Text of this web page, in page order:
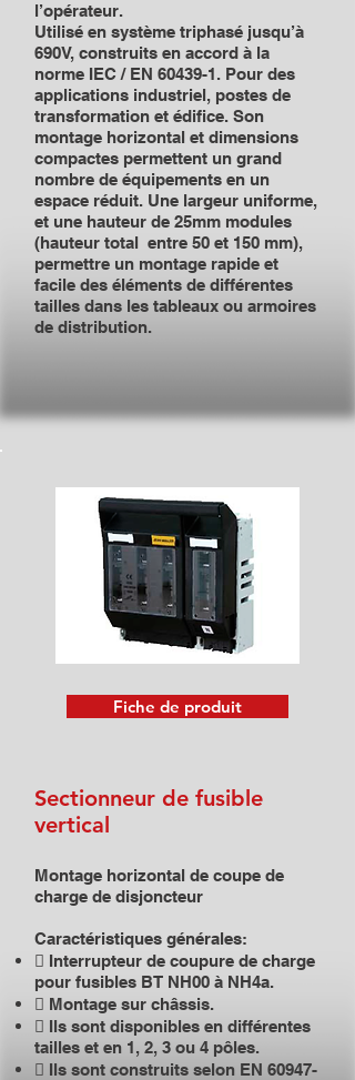
l’opérateur.
Utilisé en système triphasé jusqu’à
690V, construits en accord à la
norme IEC / EN 60439-1. Pour des
applications industriel, postes de
transformation et édifice. Son
montage horizontal et dimensions
compactes permettent un grand
nombre de équipements en un
espace réduit. Une largeur uniforme,
et une hauteur de 25mm modules
(hauteur total entre 50 et 150 mm),
permettre un montage rapide et
facile des éléments de différentes
tailles dans les tableaux ou armoires
de distribution.
Fiche de produit
Sectionneur de fusible
vertical
Montage horizontal de coupe de
charge de disjoncteur
Caractéristiques générales:
 Interrupteur de coupure de charge
pour fusibles BT NH00 à NH4a.
 Montage sur châssis.
 Ils sont disponibles en différentes
tailles et en 1, 2, 3 ou 4 pôles.
 Ils sont construits selon EN 60947-